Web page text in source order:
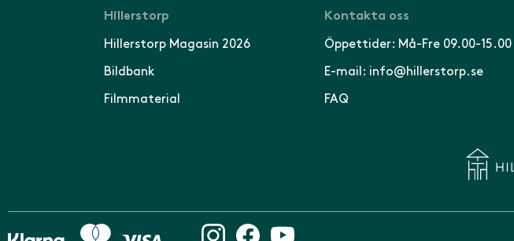
Hillerstorp
Hillerstorp Magasin 2026
Bildbank
Filmmaterial
Kontakta oss
Öppettider: Må-Fre 09.00-15.00
E-mail: info@hillerstorp.se
FAQ